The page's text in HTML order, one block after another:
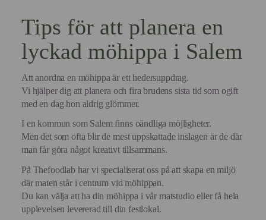
Tips för att planera en
lyckad möhippa i Salem
Att anordna en möhippa är ett hedersuppdrag.
Vi hjälper dig att planera och fira brudens sista tid som ogift
med en dag hon aldrig glömmer.
I en kommun som Salem finns oändliga möjligheter.
Men det som ofta blir de mest uppskattade inslagen är de där
man får göra något kreativt tillsammans.
På Thefoodlab har vi specialiserat oss på att skapa en miljö
där maten står i centrum vid möhippan.
Du kan välja att ha din möhippa i vår matstudio eller få hela
upplevelsen levererad till din festlokal.